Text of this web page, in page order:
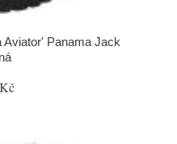
Panama Jack